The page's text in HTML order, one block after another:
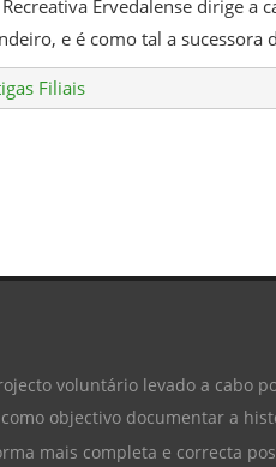
Ervedalense dirige
e é como tal a sucessora
Filiais
voluntário levado a cabo
objectivo documentar a
mais completa e correcta